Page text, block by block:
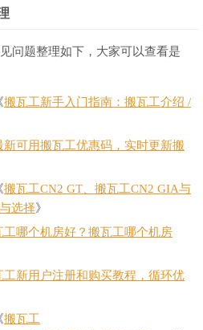
问题整理如下，大家可以查看是
搬瓦工新手入门指南：搬瓦工介绍 /
新可用搬瓦工优惠码，实时更新搬
搬瓦工CN2 GT、搬瓦工CN2 GIA与
选择》
工哪个机房好？搬瓦工哪个机房
工新用户注册和购买教程，循环优
搬瓦工